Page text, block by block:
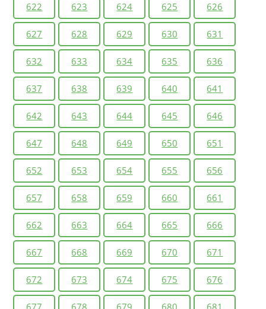
622 623 624 625 626
627 628 629 630 631
632 633 634 635 636
637 638 639 640 641
642 643 644 645 646
647 648 649 650 651
652 653 654 655 656
657 658 659 660 661
662 663 664 665 666
667 668 669 670 671
672 673 674 675 676